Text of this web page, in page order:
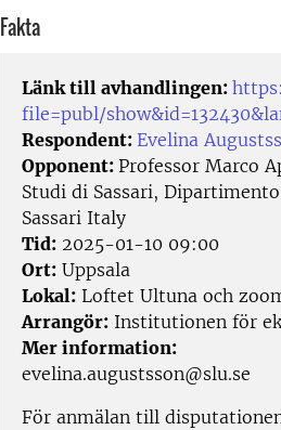
Fakta
Länk till avhandlingen:
file=publ/
Respondent: Evelina
Opponent: Professor Marco
Studi di Sassari,
Sassari Italy
Tid: 2025-01-10 09:00
Ort: Uppsala
Lokal: Loftet Ultuna och
Arrangör: Institutionen för
Mer information:
evelina.augustsson@slu.se
För anmälan till